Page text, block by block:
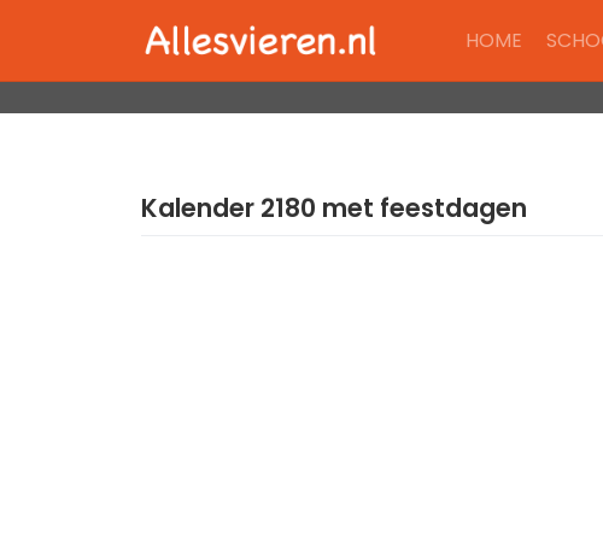
HOME
Kalender 2180 met feestdagen